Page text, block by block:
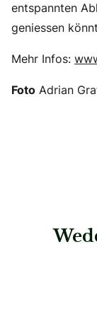
entspannten
geniessen
Mehr Infos:
Foto Adrian